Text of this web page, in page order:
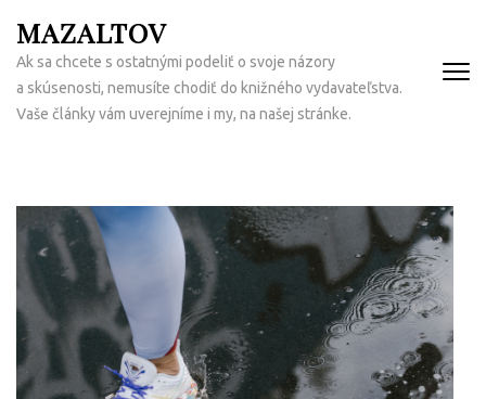
na
obsah
(Enter)
MAZALTOV
Ak sa chcete s ostatnými podeliť o svoje názory
a skúsenosti, nemusíte chodiť do knižného vydavateľstva.
Vaše články vám uverejníme i my, na našej stránke.